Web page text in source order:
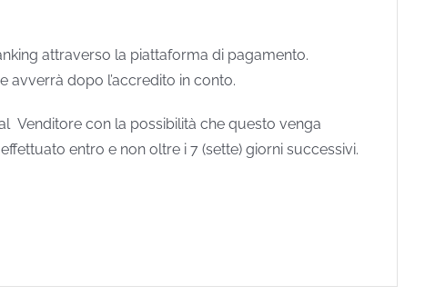
attraverso la piattaforma di pagamento.
avverrà dopo l’accredito in conto.
Venditore con la possibilità che questo venga
entro e non oltre i 7 (sette) giorni successivi.